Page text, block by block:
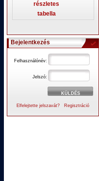
részletes
tabella
Bejelentkezés
Felhasználónév:
Jelszó:
Elfelejtette jelszavát? Regisztráció